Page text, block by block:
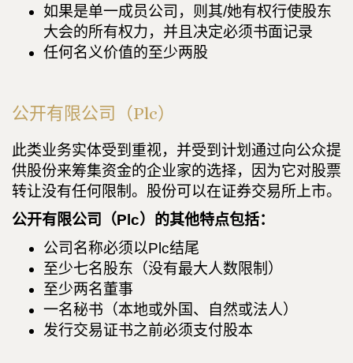
如果是单一成员公司，则其/她有权行使股东
大会的所有权力，并且决定必须书面记录
任何名义价值的至少两股
公开有限公司（Plc）
此类业务实体受到重视，并受到计划通过向公众提
供股份来筹集资金的企业家的选择，因为它对股票
转让没有任何限制。股份可以在证券交易所上市。
公开有限公司（Plc）的其他特点包括：
公司名称必须以Plc结尾
至少七名股东（没有最大人数限制）
至少两名董事
一名秘书（本地或外国、自然或法人）
发行交易证书之前必须支付股本